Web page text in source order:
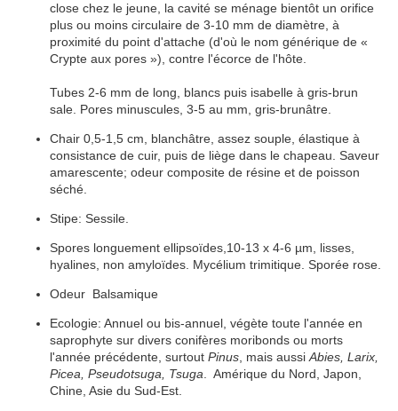
close chez le jeune, la cavité se ménage bientôt un orifice
plus ou moins circulaire de 3-10 mm de diamètre, à
proximité du point d'attache (d'où le nom générique de «
Crypte aux pores »), contre l'écorce de l'hôte.
Tubes 2-6 mm de long, blancs puis isabelle à gris-brun
sale. Pores minuscules, 3-5 au mm, gris-brunâtre.
Chair 0,5-1,5 cm, blanchâtre, assez souple, élastique à
consistance de cuir, puis de liège dans le chapeau . Saveur
amarescente; odeur composite de résine et de poisson
séché.
Stipe: Sessile
Spores longuement ellipsoïdes,10-13 x 4-6 µm, lisses
hyalines , non amyloïdes Mycélium trimitique Sporée rose.
Odeur Balsamique
Ecologie: Annuel ou bis-annuel, végète toute l'année en
saprophyte sur divers conifères moribonds ou morts
l'année précédente, surtout Pinus , mais aussi Abies, Larix,
Picea, Pseudotsuga, Tsuga . Amérique du Nord, Japon,
Chine, Asie du Sud-Est.